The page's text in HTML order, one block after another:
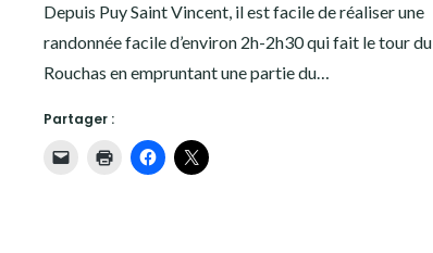
Depuis Puy Saint Vincent, il est facile de réaliser une
randonnée facile d’environ 2h-2h30 qui fait le tour du
Rouchas en empruntant une partie du…
Partager :